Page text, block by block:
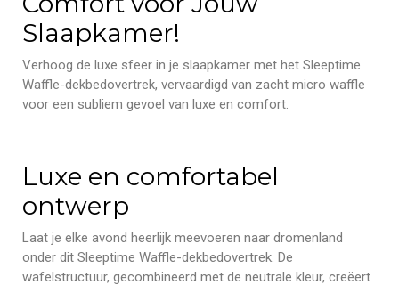
Slaapkamer!
Verhoog de luxe sfeer in je slaapkamer met het Sleeptime
Waffle-dekbedovertrek, vervaardigd van zacht micro waffle
voor een subliem gevoel van luxe en comfort.
Luxe en comfortabel
ontwerp
Laat je elke avond heerlijk meevoeren naar dromenland
onder dit Sleeptime Waffle-dekbedovertrek. De
wafelstructuur, gecombineerd met de neutrale kleur, creëert